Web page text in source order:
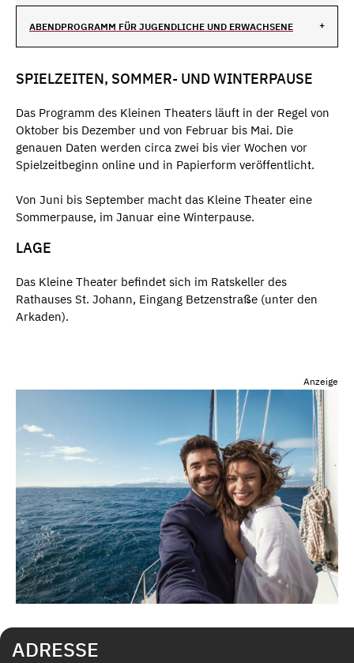
ABENDPROGRAMM FÜR JUGENDLICHE UND ERWACHSENE
SPIELZEITEN, SOMMER- UND WINTERPAUSE
Das Programm des Kleinen Theaters läuft in der Regel von
Oktober bis Dezember und von Februar bis Mai. Die
genauen Daten werden circa zwei bis vier Wochen vor
Spielzeitbeginn online und in Papierform veröffentlicht.
Von Juni bis September macht das Kleine Theater eine
Sommerpause, im Januar eine Winterpause.
LAGE
Das Kleine Theater befindet sich im Ratskeller des
Rathauses St. Johann, Eingang Betzenstraße (unter den
Arkaden).
Anzeige
ADRESSE